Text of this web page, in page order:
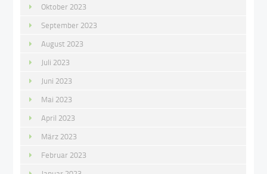
Oktober 2023
September 2023
August 2023
Juli 2023
Juni 2023
Mai 2023
April 2023
März 2023
Februar 2023